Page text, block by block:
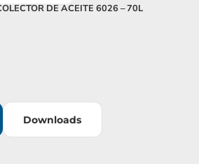
DE ACEITE 6026 – 70L
Downloads